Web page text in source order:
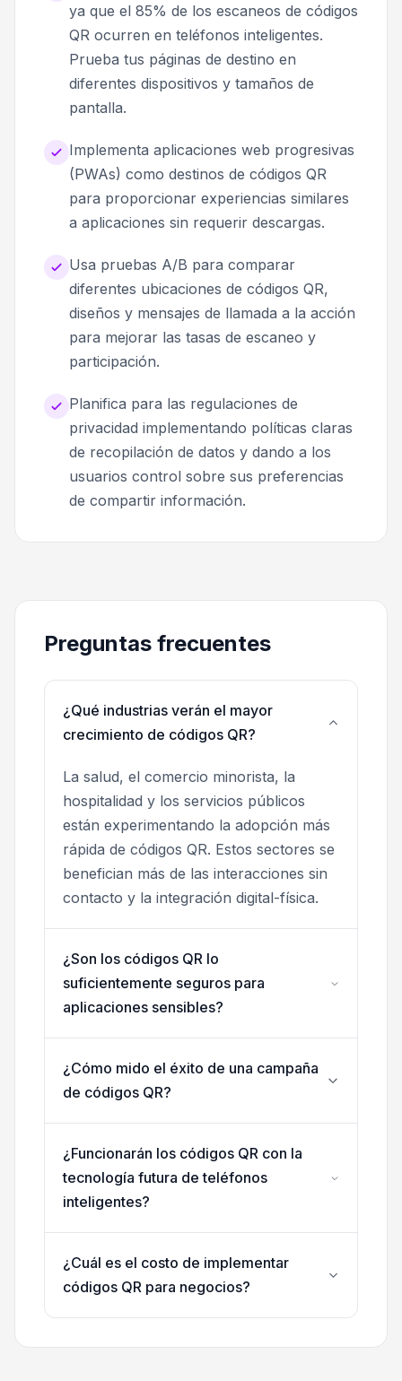
ya que el 85% de los escaneos de códigos
QR ocurren en teléfonos inteligentes.
Prueba tus páginas de destino en
diferentes dispositivos y tamaños de
pantalla.
Implementa aplicaciones web progresivas
(PWAs) como destinos de códigos QR
para proporcionar experiencias similares
a aplicaciones sin requerir descargas.
Usa pruebas A/B para comparar
diferentes ubicaciones de códigos QR,
diseños y mensajes de llamada a la acción
para mejorar las tasas de escaneo y
participación.
Planifica para las regulaciones de
privacidad implementando políticas claras
de recopilación de datos y dando a los
usuarios control sobre sus preferencias
de compartir información.
Preguntas frecuentes
¿Qué industrias verán el mayor
crecimiento de códigos QR?
La salud, el comercio minorista, la
hospitalidad y los servicios públicos
están experimentando la adopción más
rápida de códigos QR. Estos sectores se
benefician más de las interacciones sin
contacto y la integración digital-física.
¿Son los códigos QR lo
suficientemente seguros para
aplicaciones sensibles?
¿Cómo mido el éxito de una campaña
de códigos QR?
¿Funcionarán los códigos QR con la
tecnología futura de teléfonos
inteligentes?
¿Cuál es el costo de implementar
códigos QR para negocios?